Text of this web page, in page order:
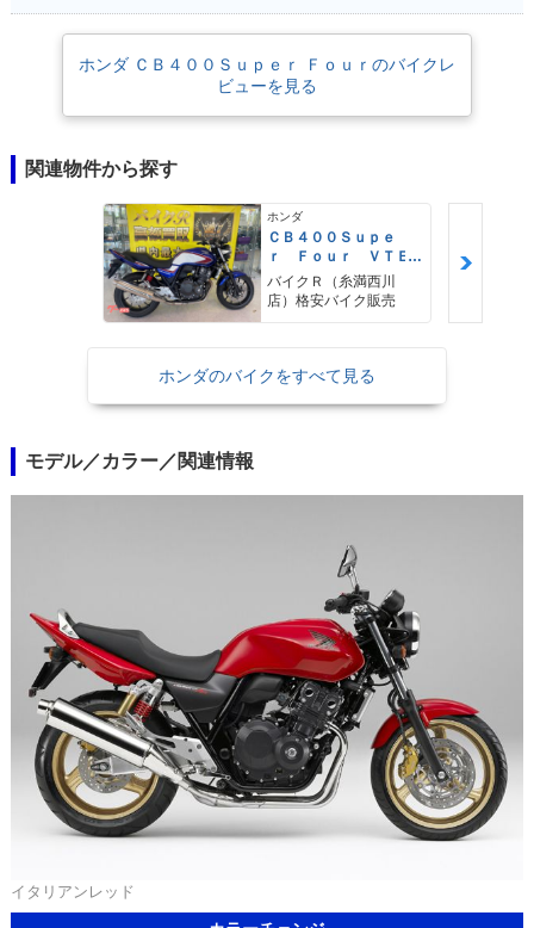
ホンダ ＣＢ４００Ｓｕｐｅｒ Ｆｏｕｒのバイクレ
ビューを見る
関連物件から探す
ホンダ
ＣＢ４００Ｓｕｐｅ
ｒ Ｆｏｕｒ ＶＴＥ
Ｃ Ｒｅｖｏ
バイクＲ（糸満西川
店）格安バイク販売
ホンダのバイクをすべて見る
モデル／カラー／関連情報
イタリアンレッド